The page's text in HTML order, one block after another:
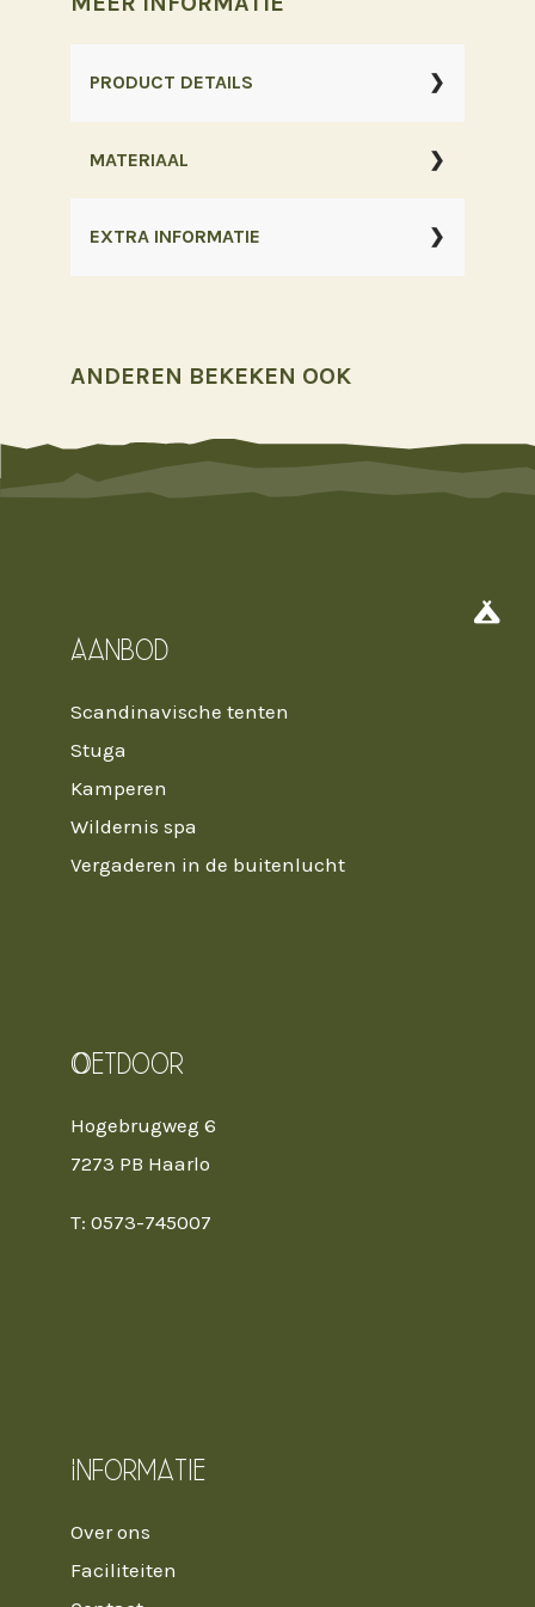
PRODUCT DETAILS
MATERIAAL
EXTRA INFORMATIE
ANDEREN BEKEKEN OOK
Aanbod
Scandinavische tenten
Stuga
Kamperen
Wildernis spa
Vergaderen in de buitenlucht
Oetdoor
Hogebrugweg 6
7273 PB Haarlo
T: 0573-745007
Informatie
Over ons
Faciliteiten
